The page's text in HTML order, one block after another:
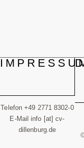
Telefon +49 2771 8302-0
E-Mail info [at] cv-
dillenburg.de